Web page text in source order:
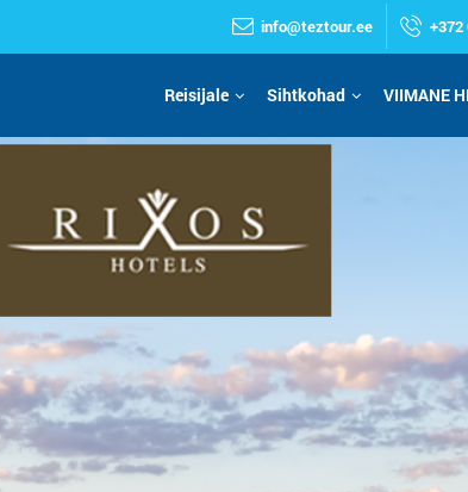
info@teztour.ee +372
Reisijale Sihtkohad VIIMANE